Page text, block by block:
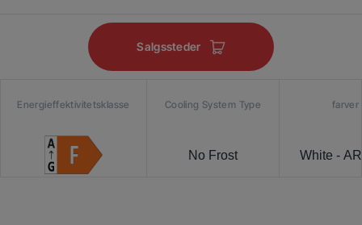
Salgssteder
Energieffektivitetsklasse Cooling System Type
No Frost
farver
White -